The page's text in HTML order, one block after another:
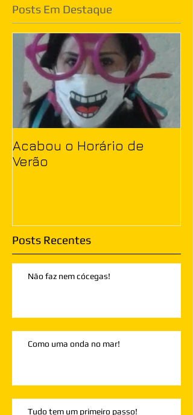
Posts Em Destaque
Acabou o Horário de
Verão
Posts Recentes
Não faz nem cócegas!
Como uma onda no mar!
Tudo tem um primeiro passo!